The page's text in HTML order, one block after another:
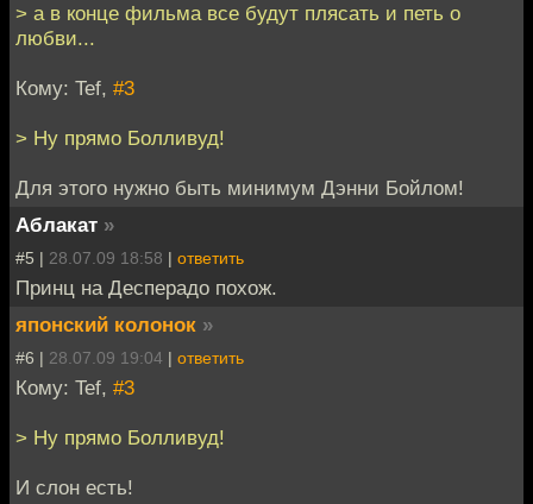
> а в конце фильма все будут плясать и петь о
любви...
Кому: Tef, #3
> Ну прямо Болливуд!
Для этого нужно быть минимум Дэнни Бойлом!
Аблакат »
#5 | 28.07.09 18:58 | ответить
Принц на Десперадо похож.
японский колонок »
#6 | 28.07.09 19:04 | ответить
Кому: Tef, #3
> Ну прямо Болливуд!
И слон есть!